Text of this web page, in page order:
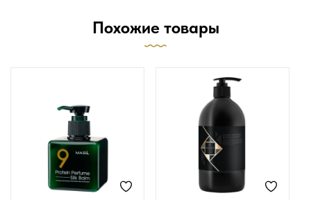
Похожие товары